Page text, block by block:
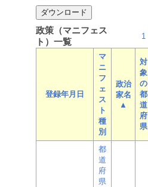
政策（マニフェス
ト）一覧
1
登録年月日
マ
ニ
フ
ェ
ス
ト
種
別
政治
家名
▲
対
象
の
都
道
府
県
都
道
府
県